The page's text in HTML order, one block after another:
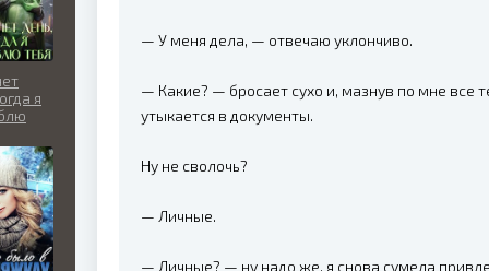
— У меня дела, — отвечаю уклончиво.
— Какие? — бросает сухо и, мазнув по мне все
утыкается в документы.
Ну не сволочь?
— Личные.
— Личные? — ну надо же, я снова сумела
я